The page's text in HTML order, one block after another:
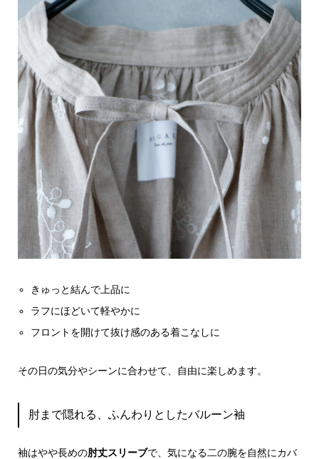
きゅっと結んで上品に
ラフにほどいて軽やかに
フロントを開けて抜け感のある着こなしに
その日の気分やシーンに合わせて、自由に楽しめます。
肘まで隠れる、ふんわりとしたバルーン袖
袖はやや長めの肘丈スリーブで、気になる二の腕を自然にカバ